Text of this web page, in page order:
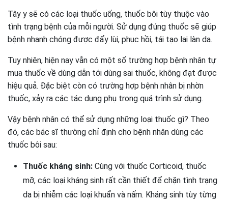
Tây y sẽ có các loại thuốc uống, thuốc bôi tùy thuộc vào
tình trạng bệnh của mỗi người. Sử dụng đúng thuốc sẽ giúp
bệnh nhanh chóng được đẩy lùi, phục hồi, tái tạo lại làn da.
Tuy nhiên, hiện nay vẫn có một số trường hợp bệnh nhân tự
mua thuốc về dùng dẫn tới dùng sai thuốc, không đạt được
hiệu quả. Đặc biệt còn có trường hợp bệnh nhân bị nhờn
thuốc, xảy ra các tác dụng phụ trong quá trình sử dụng.
Vậy bệnh nhân có thể sử dụng những loại thuốc gì? Theo
đó, các bác sĩ thường chỉ định cho bệnh nhân dùng các
thuốc bôi sau:
Thuốc kháng sinh: Cùng với thuốc Corticoid, thuốc
mỡ, các loại kháng sinh rất cần thiết để chặn tình trạng
da bị nhiễm các loại khuẩn và nấm. Kháng sinh tùy từng